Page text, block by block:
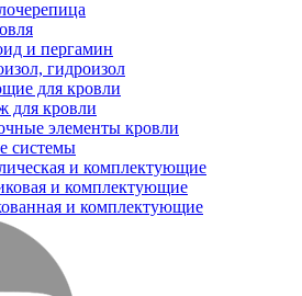
и пергамин
гидроизол
для кровли
для кровли
элементы кровли
системы
и комплектующие
и комплектующие
и комплектующие